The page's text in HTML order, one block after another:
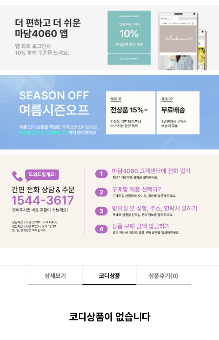
상세보기 코디상품 상품후기(0)
코디상품이 없습니다